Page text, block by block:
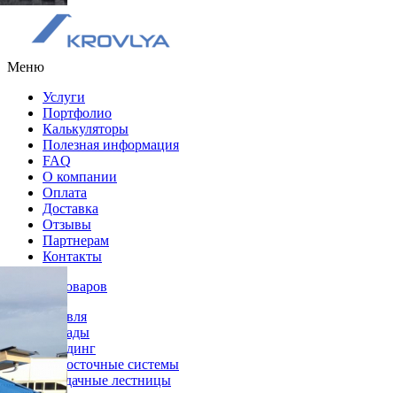
Меню
Услуги
Портфолио
Калькуляторы
Полезная информация
FAQ
О компании
Оплата
Доставка
Отзывы
Партнерам
Контакты
Каталог товаров
Кровля
Фасады
Сайдинг
Водосточные системы
Чердачные лестницы